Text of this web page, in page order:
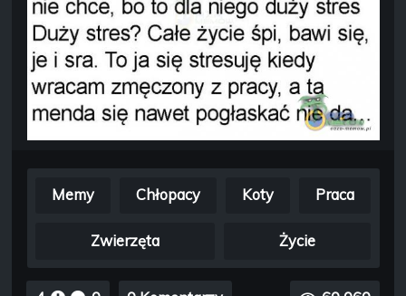
Memy Chłopacy Koty Praca
Zwierzęta Życie